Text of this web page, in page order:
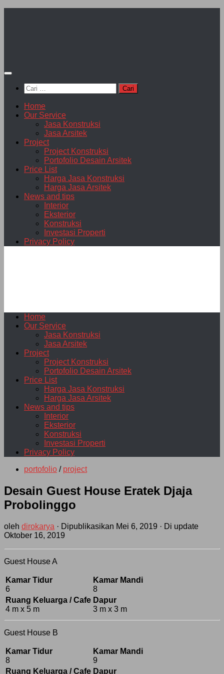
Cari
untuk:
Home
Our Service
Jasa Konstruksi
Jasa Arsitek
Project
Project Konstruksi
Portofolio Desain Arsitek
Price List
Harga Jasa Konstruksi
Harga Jasa Arsitek
News and tips
Interior
Eksterior
Konstruksi
Investasi Properti
Privacy Policy
Home
Our Service
Jasa Konstruksi
Jasa Arsitek
Project
Project Konstruksi
Portofolio Desain Arsitek
Price List
Harga Jasa Konstruksi
Harga Jasa Arsitek
News and tips
Interior
Eksterior
Konstruksi
Investasi Properti
Privacy Policy
portofolio / project
Desain Guest House Eratek Djaja
Probolinggo
oleh dirokarya · Dipublikasikan Mei 6, 2019 · Di update
Oktober 16, 2019
Guest House A
Kamar Tidur
6
Kamar Mandi
8
Ruang Keluarga / Cafe
4 m x 5 m
Dapur
3 m x 3 m
Guest House B
Kamar Tidur
8
Kamar Mandi
9
Ruang Keluarga / Cafe Dapur